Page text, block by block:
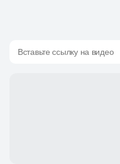
Вставьте ссылку на видео